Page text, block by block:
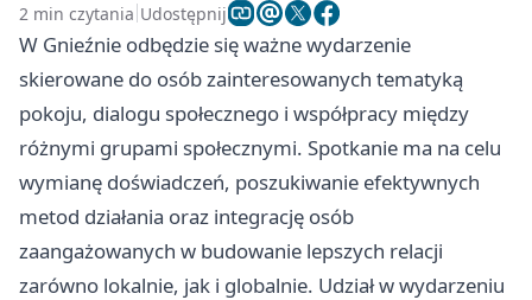
2 min czytania Udostępnij
W Gnieźnie odbędzie się ważne wydarzenie
skierowane do osób zainteresowanych tematyką
pokoju, dialogu społecznego i współpracy między
różnymi grupami społecznymi. Spotkanie ma na celu
wymianę doświadczeń, poszukiwanie efektywnych
metod działania oraz integrację osób
zaangażowanych w budowanie lepszych relacji
zarówno lokalnie, jak i globalnie. Udział w wydarzeniu